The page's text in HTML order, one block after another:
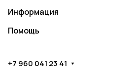
Информация
Помощь
+7 960 041 23 41